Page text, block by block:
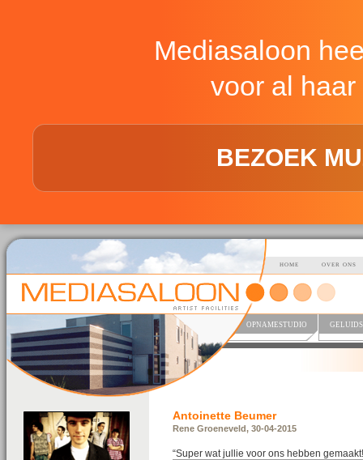
Mediasaloon
voor al
BEZOEK
HOME OVER ONS
OPNAMESTUDIO
Antoinette Beumer
Rene Groeneveld, 30-04-2015
“Super wat jullie voor ons hebben